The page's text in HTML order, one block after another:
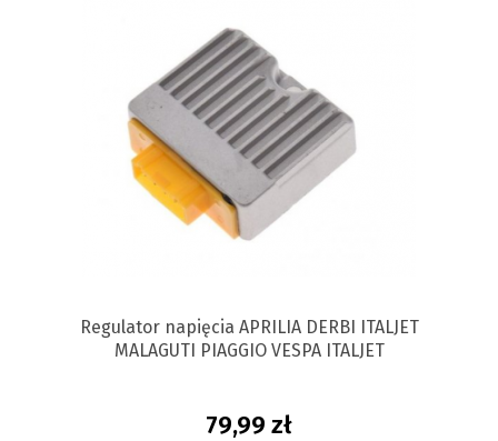
Regulator napięcia APRILIA DERBI ITALJET
MALAGUTI PIAGGIO VESPA ITALJET
79,99 zł